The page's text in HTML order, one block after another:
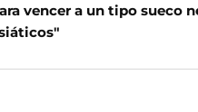
vencer a un tipo sueco